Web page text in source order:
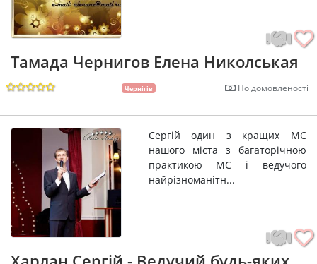
Тамада Чернигов Елена Николськая
Чернігів По домовленості
Сергій один з кращих МС
нашого міста з багаторічною
практикою МС і ведучого
найрізноманітн...